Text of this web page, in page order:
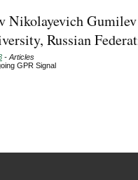
Nikolayevich Gumilev
Russian
- Articles
GPR Signal